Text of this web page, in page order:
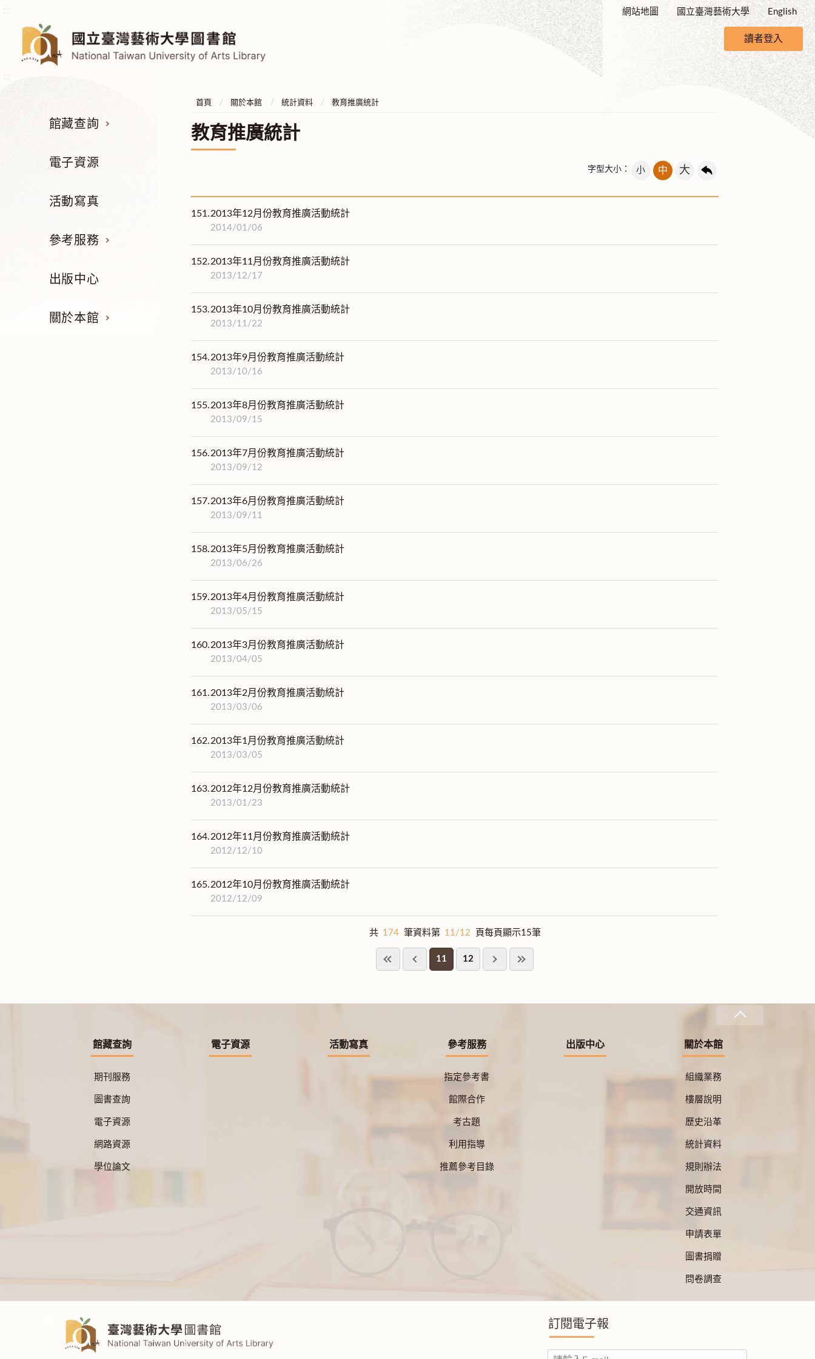
網站地圖 國立臺灣藝術大學 English
讀者登入
館藏查詢
電子資源
活動寫真
參考服務
出版中心
關於本館
首頁 關於本館 統計資料 教育推廣統計
教育推廣統計
字型大小： 小 中 大
151.2013年12月份教育推廣活動統計
2014/01/06
152.2013年11月份教育推廣活動統計
2013/12/17
153.2013年10月份教育推廣活動統計
2013/11/22
154.2013年9月份教育推廣活動統計
2013/10/16
155.2013年8月份教育推廣活動統計
2013/09/15
156.2013年7月份教育推廣活動統計
2013/09/12
157.2013年6月份教育推廣活動統計
2013/09/11
158.2013年5月份教育推廣活動統計
2013/06/26
159.2013年4月份教育推廣活動統計
2013/05/15
160.2013年3月份教育推廣活動統計
2013/04/05
161.2013年2月份教育推廣活動統計
2013/03/06
162.2013年1月份教育推廣活動統計
2013/03/05
163.2012年12月份教育推廣活動統計
2013/01/23
164.2012年11月份教育推廣活動統計
2012/12/10
165.2012年10月份教育推廣活動統計
2012/12/09
共 174 筆資料第 11/12 頁每頁顯示15筆
11 12
館藏查詢
期刊服務
圖書查詢
電子資源
網路資源
學位論文
電子資源 活動寫真 參考服務
指定參考書
館際合作
考古題
利用指導
推薦參考目錄
出版中心 關於本館
組織業務
樓層說明
歷史沿革
統計資料
規則辦法
開放時間
交通資訊
申請表單
圖書捐贈
問卷調查
訂閱電子報